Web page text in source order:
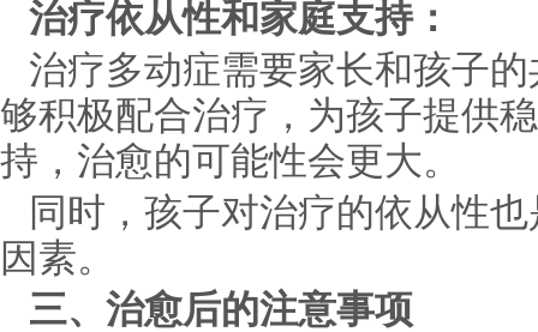
治疗依从性和家庭支持：
治疗多动症需要家长和孩子
够积极配合治疗，为孩子提供
持，治愈的可能性会更大。
同时，孩子对治疗的依从性
因素。
三、治愈后的注意事项